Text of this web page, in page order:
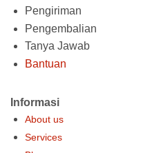
Pengiriman
Pengembalian
Tanya Jawab
Bantuan
Informasi
About us
Services